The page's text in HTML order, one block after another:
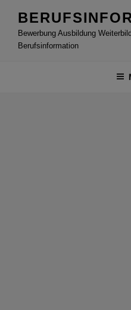
Inhalt
springenBewerbung Ausbildung
Berufsinformation